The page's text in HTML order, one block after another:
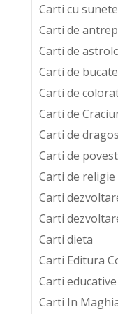
Carti cu sunete
Carti de
Carti de
Carti de bucate
Carti de
Carti de
Carti de
Carti de
Carti de religie
Carti
Carti
Carti dieta
Carti Editura
Carti educative
Carti In